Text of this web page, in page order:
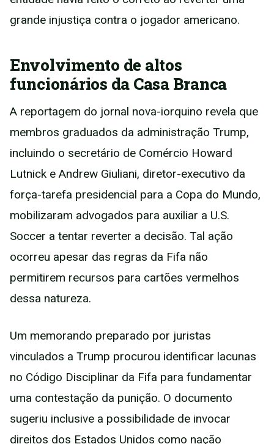
grande injustiça contra o jogador americano.
Envolvimento de altos
funcionários da Casa Branca
A reportagem do jornal nova-iorquino revela que
membros graduados da administração Trump,
incluindo o secretário de Comércio Howard
Lutnick e Andrew Giuliani, diretor-executivo da
força-tarefa presidencial para a Copa do Mundo,
mobilizaram advogados para auxiliar a U.S.
Soccer a tentar reverter a decisão. Tal ação
ocorreu apesar das regras da Fifa não
permitirem recursos para cartões vermelhos
dessa natureza.
Um memorando preparado por juristas
vinculados a Trump procurou identificar lacunas
no Código Disciplinar da Fifa para fundamentar
uma contestação da punição. O documento
sugeriu inclusive a possibilidade de invocar
direitos dos Estados Unidos como nação